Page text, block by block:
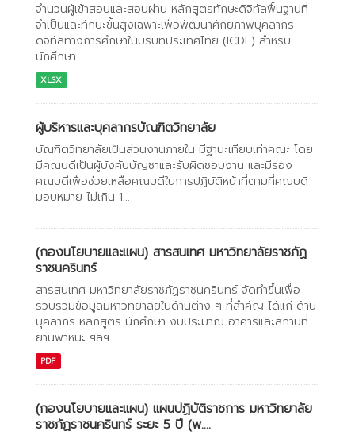
จำนวนผู้เข้าสอบและสอบผ่าน หลักสูตรทักษะดิจิทัลพื้นฐานที่
จำเป็นและทักษะขั้นสูงเฉพาะเพื่อพัฒนาศักยภาพบุคลากร
ดิจิทัลทางการศึกษาในบริบทประเทศไทย (ICDL) สำหรับ
นักศึกษา...
XLSX
ผู้บริหารและบุคลากรบัณฑิตวิทยาลัย
บัณฑิตวิทยาลัยเป็นส่วนงานภายใน มีฐานะเทียบเท่าคณะ โดย
มีคณบดีเป็นผู้บังคับบัญชาและรับผิดชอบงาน และมีรอง
คณบดีเพื่อช่วยเหลือคณบดีในการปฏิบัติหน้าที่ตามที่คณบดี
มอบหมาย ไม่เกิน 1...
(กองนโยบายและแผน) สารสนเทศ มหาวิทยาลัยราชภัฏ
ราชนครินทร์
สารสนเทศ มหาวิทยาลัยราชภัฏราชนครินทร์ จัดทำขึ้นเพื่อ
รวบรวมข้อมูลมหาวิทยาลัยในด้านต่าง ๆ ที่สำคัญ ได้แก่ ด้าน
บุคลากร หลักสูตร นักศึกษา งบประมาณ อาคารและสถานที่
ยานพาหนะ ฯลฯ...
PDF
(กองนโยบายและแผน) แผนปฏิบัติราชการ มหาวิทยาลัย
ราชภัฏราชนครินทร์ ระยะ 5 ปี (พ....